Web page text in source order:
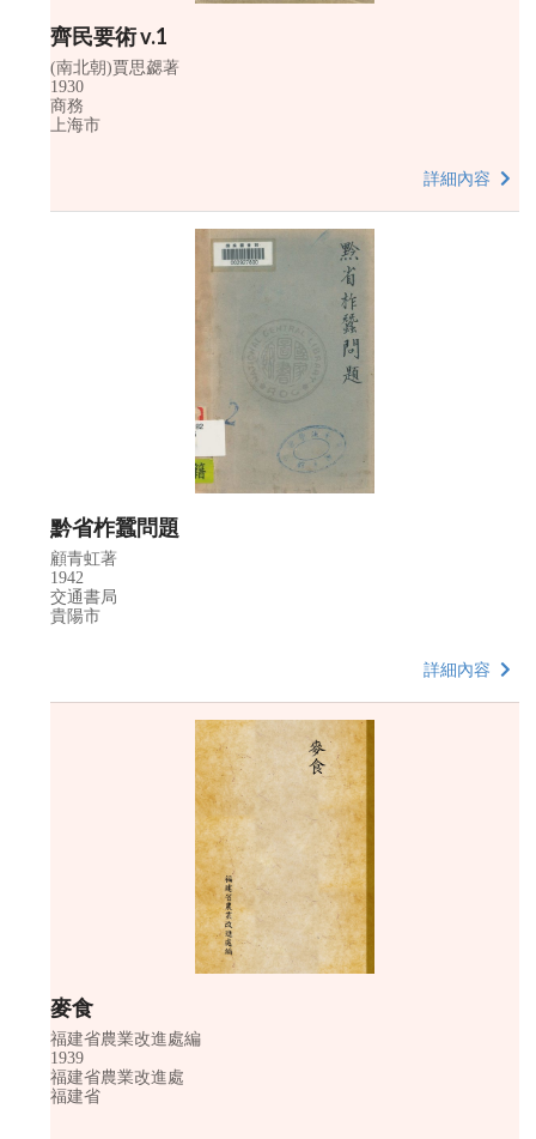
齊民要術 v.1
(南北朝)賈思勰著
1930
商務
上海市
詳細內容
黔省柞蠶問題
顧青虹著
1942
交通書局
貴陽市
詳細內容
麥食
福建省農業改進處編
1939
福建省農業改進處
福建省